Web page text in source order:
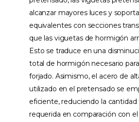
alcanzar mayores luces y
equivalentes con secciones
que las viguetas de hormigón
Esto se traduce en una
total de hormigón necesario
forjado. Asimismo, el acero de
utilizado en el pretensado se
eficiente, reduciendo la
requerida en comparación con